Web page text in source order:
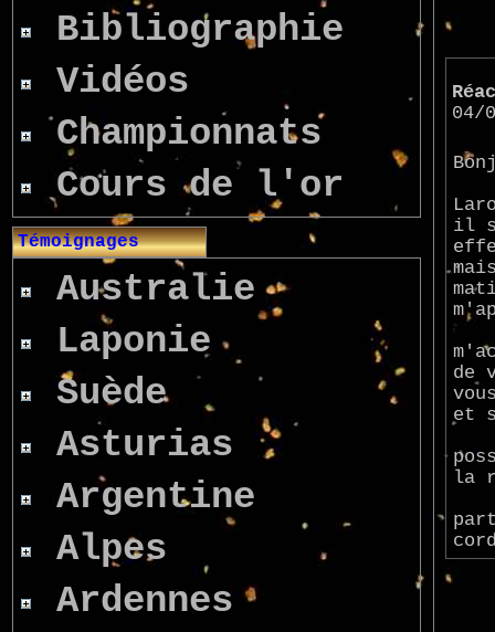
Bibliographie
Vidéos
Championnats
Cours de l'or
Témoignages
Australie
Laponie
Suède
Asturias
Argentine
Alpes
Ardennes
04/
il
de
et
la